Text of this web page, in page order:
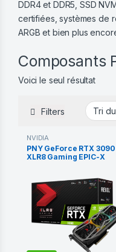
DDR4 et DDR5, SSD
certifiées, systèmes de
ARGB et bien plus
Composants
Voici le seul résultat
Filters
NVIDIA
PNY GeForce RTX 3090
XLR8 Gaming EPIC-X